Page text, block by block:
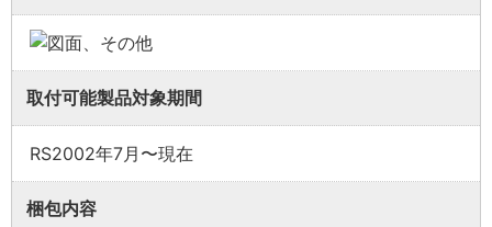
取付可能製品対象期間
RS2002年7月〜現在
梱包内容
同梱品が必要な場合は、「※業者様向け」と記載の